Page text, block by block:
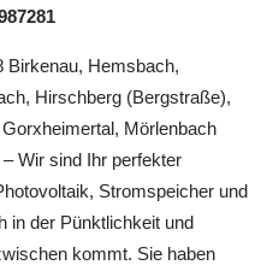
Birkenau, Hemsbach,
Hirschberg (Bergstraße),
Mörlenbach
Wir sind Ihr perfekter
Stromspeicher und
in der Pünktlichkeit und
kommt. Sie haben